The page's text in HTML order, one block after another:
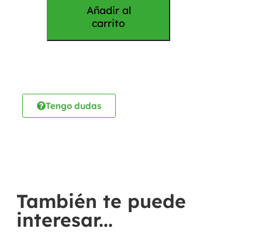
Añadir al
carrito
Tengo dudas
También te puede
interesar...